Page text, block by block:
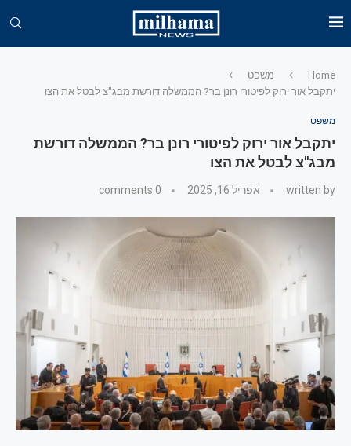
Home
משפט
יתקבל אור ירוק לפיטורי רונן בר? הממשלה דורשת מבג"צ לבטל את הצו
משפט
יתקבל אור ירוק לפיטורי רונן בר? הממשלה דורשת
מבג"צ לבטל את הצו
written by אפריל 16, 2025 0 comments